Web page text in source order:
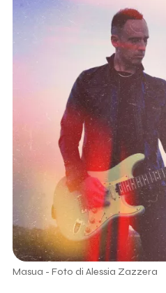
Masua - Foto di Alessia Zazzera